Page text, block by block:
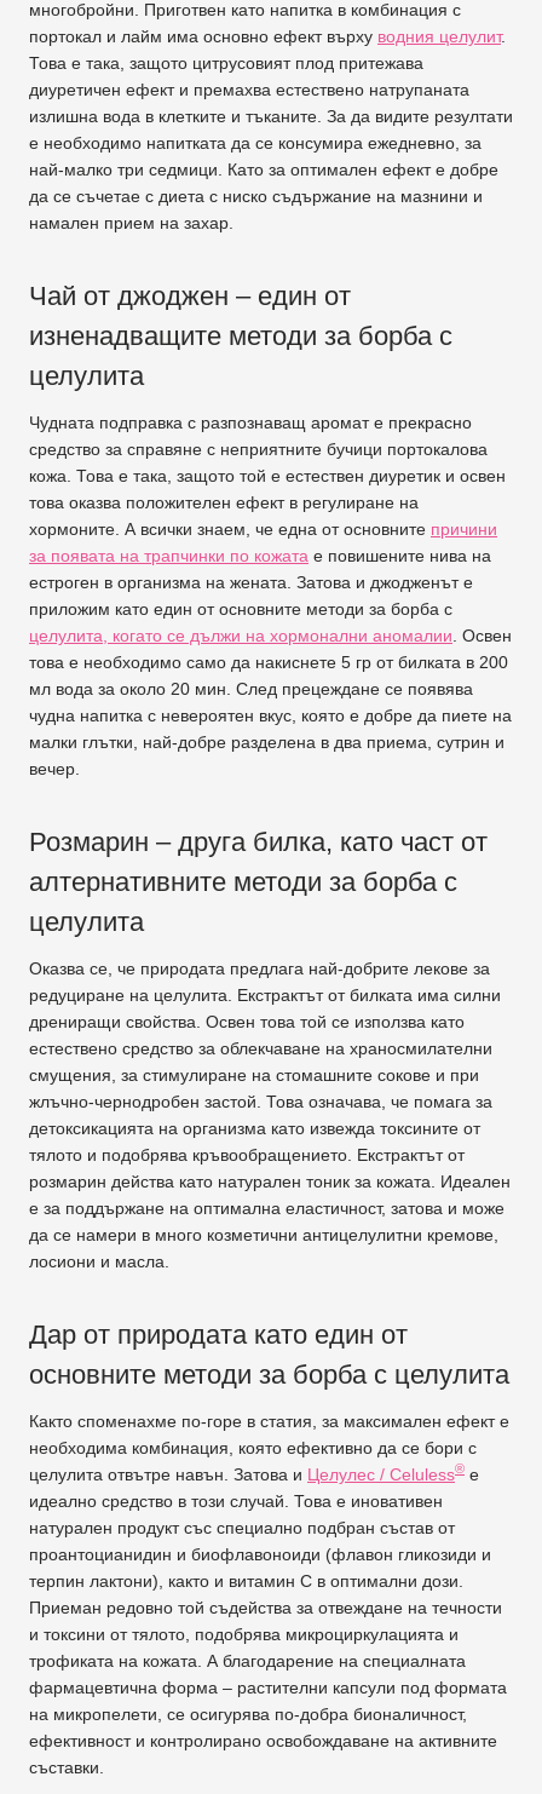
многобройни. Приготвен като напитка в комбинация с
портокал и лайм има основно ефект върху водния целулит.
Това е така, защото цитрусовият плод притежава
диуретичен ефект и премахва естествено натрупаната
излишна вода в клетките и тъканите. За да видите резултати
е необходимо напитката да се консумира ежедневно, за
най-малко три седмици. Като за оптимален ефект е добре
да се съчетае с диета с ниско съдържание на мазнини и
намален прием на захар.
Чай от джоджен – един от
изненадващите методи за борба с
целулита
Чудната подправка с разпознаващ аромат е прекрасно
средство за справяне с неприятните бучици портокалова
кожа. Това е така, защото той е естествен диуретик и освен
това оказва положителен ефект в регулиране на
хормоните. А всички знаем, че една от основните причини
за появата на трапчинки по кожата е повишените нива на
естроген в организма на жената. Затова и джодженът е
приложим като един от основните методи за борба с
целулита, когато се дължи на хормонални аномалии . Освен
това е необходимо само да накиснете 5 гр от билката в 200
мл вода за около 20 мин. След прецеждане се появява
чудна напитка с невероятен вкус, която е добре да пиете на
малки глътки, най-добре разделена в два приема, сутрин и
вечер.
Розмарин – друга билка, като част от
алтернативните методи за борба с
целулита
Оказва се, че природата предлага най-добрите лекове за
редуциране на целулита. Екстрактът от билката има силни
дрениращи свойства. Освен това той се използва като
естествено средство за облекчаване на храносмилателни
смущения, за стимулиране на стомашните сокове и при
жлъчно-чернодробен застой. Това означава, че помага за
детоксикацията на организма като извежда токсините от
тялото и подобрява кръвообращението. Екстрактът от
розмарин действа като натурален тоник за кожата. Идеален
е за поддържане на оптимална еластичност, затова и може
да се намери в много козметични антицелулитни кремове,
лосиони и масла.
Дар от природата като един от
основните методи за борба с целулита
Както споменахме по-горе в статия, за максимален ефект е
необходима комбинация, която ефективно да се бори с
целулита отвътре навън. Затова и Целулес / Celuless® е
идеално средство в този случай. Това е иновативен
натурален продукт със специално подбран състав от
проантоцианидин и биофлавоноиди (флавон гликозиди и
терпин лактони), както и витамин C в оптимални дози.
Приеман редовно той съдейства за отвеждане на течности
и токсини от тялото, подобрява микроциркулацията и
трофиката на кожата. А благодарение на специалната
фармацевтична форма – растителни капсули под формата
на микропелети, се осигурява по-добра бионаличност,
ефективност и контролирано освобождаване на активните
съставки.